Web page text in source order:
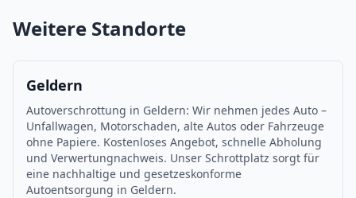
Weitere Standorte
Geldern
Autoverschrottung in Geldern: Wir nehmen jedes Auto –
Unfallwagen, Motorschaden, alte Autos oder Fahrzeuge
ohne Papiere. Kostenloses Angebot, schnelle Abholung
und Verwertungnachweis. Unser Schrottplatz sorgt für
eine nachhaltige und gesetzeskonforme
Autoentsorgung in Geldern.